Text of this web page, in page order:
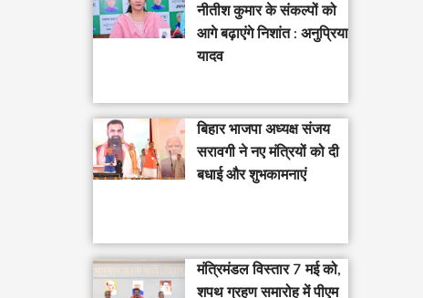
नीतीश कुमार के संकल्पों को
आगे बढ़ाएंगे निशांत : अनुप्रिया
यादव
बिहार भाजपा अध्यक्ष संजय
सरावगी ने नए मंत्रियों को दी
बधाई और शुभकामनाएं
मंत्रिमंडल विस्तार 7 मई को,
शपथ ग्रहण समारोह में पीएम